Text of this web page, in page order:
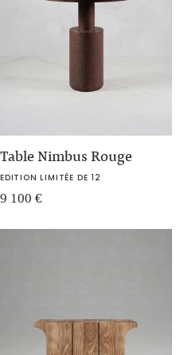
Table Nimbus Rouge
EDITION LIMITÉE DE 12
9 100 €